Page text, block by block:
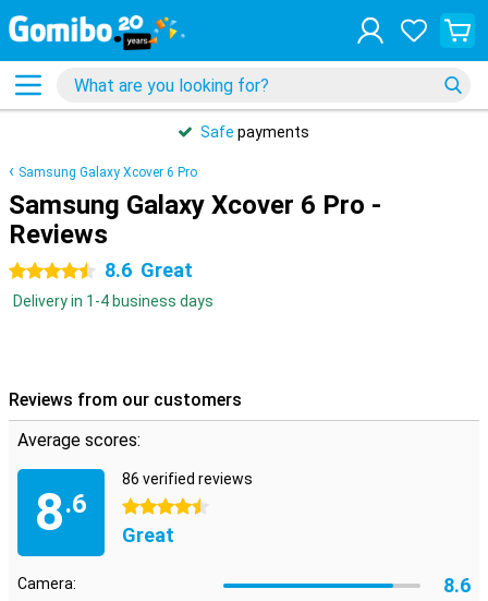
Safe payments
Samsung Galaxy Xcover 6 Pro
Samsung Galaxy Xcover 6 Pro -
Reviews
4.5 stars 8.6 Great
Delivery in 1-4 business days
Reviews from our customers
Average scores:
8.6
86 verified reviews
4.5 stars
Great
Camera: 8.6